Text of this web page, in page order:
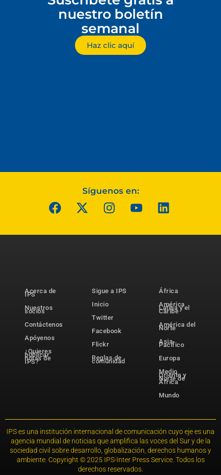
nuestro boletín
semanal
Haz clic aquí
Síguenos en:
Acerca de
IPS
Nuestros
socios
Contáctenos
Apóyenos
¿Quieres
publicar
notas de
IPS?
Sigue a IPS
Inicio
Twitter
Facebook
Flickr
Reglas de
comunidad
África
América
Latina y el
Caribe
América del
Norte
Asia-
Pacífico
Europa
Medio
Oriente y
Norte de
África
Mundo
IPS es una institución internacional de comunicación cuyo eje es una
agencia mundial de noticias que amplifica las voces del Sur y de la
sociedad civil sobre desarrollo, globalización, derechos humanos y
ambiente. Copyright © 2025 IPS-Inter Press Service. Todos los
derechos reservados.